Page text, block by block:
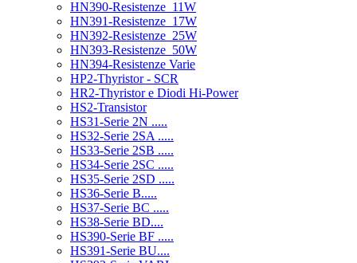
HN390-Resistenze_11W
HN391-Resistenze_17W
HN392-Resistenze_25W
HN393-Resistenze_50W
HN394-Resistenze Varie
HP2-Thyristor - SCR
HR2-Thyristor e Diodi Hi-Power
HS2-Transistor
HS31-Serie 2N .....
HS32-Serie 2SA .....
HS33-Serie 2SB .....
HS34-Serie 2SC .....
HS35-Serie 2SD .....
HS36-Serie B.....
HS37-Serie BC .....
HS38-Serie BD....
HS390-Serie BF .....
HS391-Serie BU....